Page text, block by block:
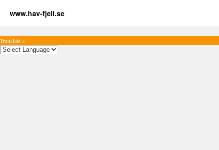
www.hav-fjell.se
Translate »